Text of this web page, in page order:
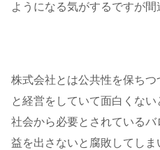
ようになる気がするですが間
株式会社とは公共性を保ち
と経営をしていて面白くな
社会から必要とされている
益を出さないと腐敗してし